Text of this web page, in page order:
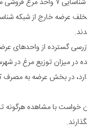
گسترده از واحدهای
در میزان توزیع مرغ در
در بخش عرضه به